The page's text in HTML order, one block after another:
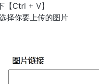
【Ctrl + V】
择你要上传的图片